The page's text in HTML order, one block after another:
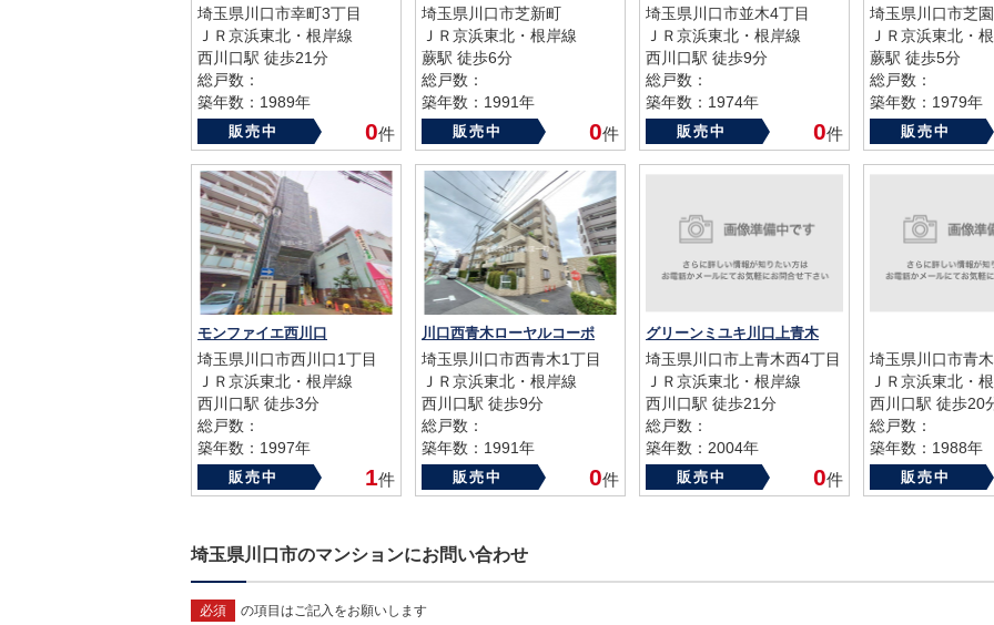
埼玉県川口市幸町3丁目
ＪＲ京浜東北・根岸線
西川口駅 徒歩21分
総戸数：
築年数：1989年
販売中 0件
埼玉県川口市芝新町
ＪＲ京浜東北・根岸線
蕨駅 徒歩6分
総戸数：
築年数：1991年
販売中 0件
埼玉県川口市並木4丁目
ＪＲ京浜東北・根岸線
西川口駅 徒歩9分
総戸数：
築年数：1974年
販売中 0件
埼玉県川口市芝
ＪＲ京浜東北・
蕨駅 徒歩5分
総戸数：
築年数：1979年
販売中
モンファイエ西川口
埼玉県川口市西川口1丁目
ＪＲ京浜東北・根岸線
西川口駅 徒歩3分
総戸数：
築年数：1997年
販売中 1件
川口西青木ローヤルコーポ
埼玉県川口市西青木1丁目
ＪＲ京浜東北・根岸線
西川口駅 徒歩9分
総戸数：
築年数：1991年
販売中 0件
グリーンミユキ川口上青木
埼玉県川口市上青木西4丁目
ＪＲ京浜東北・根岸線
西川口駅 徒歩21分
総戸数：
築年数：2004年
販売中 0件
埼玉県川口市青
ＪＲ京浜東北・
西川口駅 徒歩20
総戸数：
築年数：1988年
販売中
埼玉県川口市のマンションにお問い合わせ
必須 の項目はご記入をお願いします